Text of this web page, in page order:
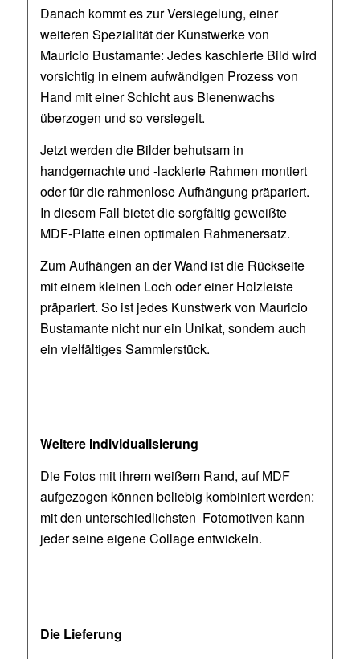
Danach kommt es zur Versiegelung, einer
weiteren Spezialität der Kunstwerke von
Mauricio Bustamante: Jedes kaschierte Bild wird
vorsichtig in einem aufwändigen Prozess von
Hand mit einer Schicht aus Bienenwachs
überzogen und so versiegelt.
Jetzt werden die Bilder behutsam in
handgemachte und -lackierte Rahmen montiert
oder für die rahmenlose Aufhängung präpariert.
In diesem Fall bietet die sorgfältig geweißte
MDF-Platte einen optimalen Rahmenersatz.
Zum Aufhängen an der Wand ist die Rückseite
mit einem kleinen Loch oder einer Holzleiste
präpariert. So ist jedes Kunstwerk von Mauricio
Bustamante nicht nur ein Unikat, sondern auch
ein vielfältiges Sammlerstück.
Weitere Individualisierung
Die Fotos mit ihrem weißem Rand, auf MDF
aufgezogen können beliebig kombiniert werden:
mit den unterschiedlichsten Fotomotiven kann
jeder seine eigene Collage entwickeln.
Die Lieferung